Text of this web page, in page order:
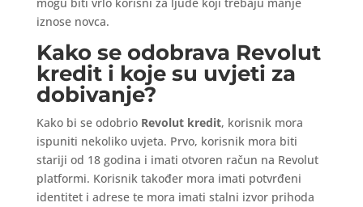
iznose novca.
Kako se odobrava Revolut
kredit i koje su uvjeti za
dobivanje?
Kako bi se odobrio Revolut kredit, korisnik mora
ispuniti nekoliko uvjeta. Prvo, korisnik mora biti
stariji od 18 godina i imati otvoren račun na Revolut
platformi. Korisnik također mora imati potvrđeni
identitet i adrese te mora imati stalni izvor prihoda